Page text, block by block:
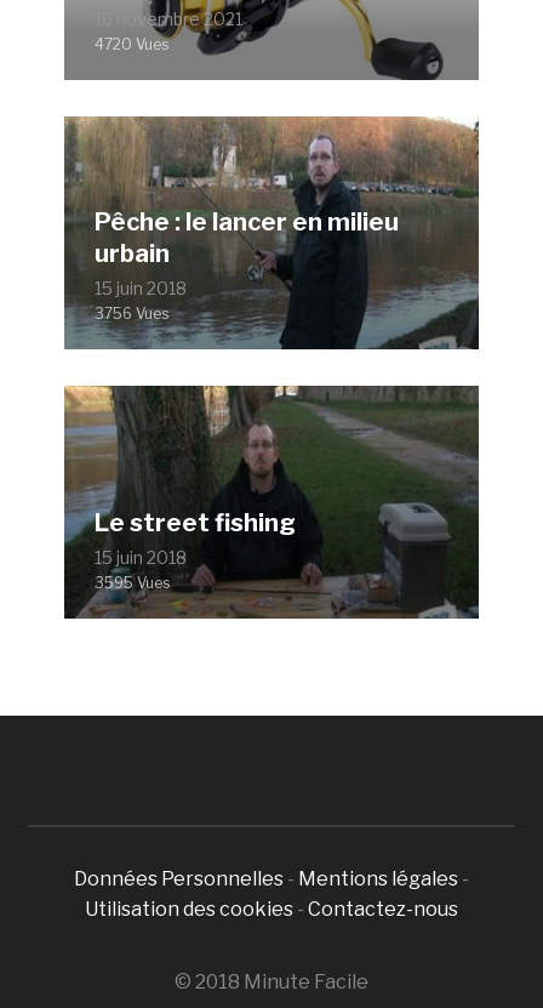
16 novembre 2021
4720 Vues
Pêche : le lancer en milieu
urbain
15 juin 2018
3756 Vues
Le street fishing
15 juin 2018
3595 Vues
Données Personnelles - Mentions légales -
Utilisation des cookies - Contactez-nous
© 2018 Minute Facile